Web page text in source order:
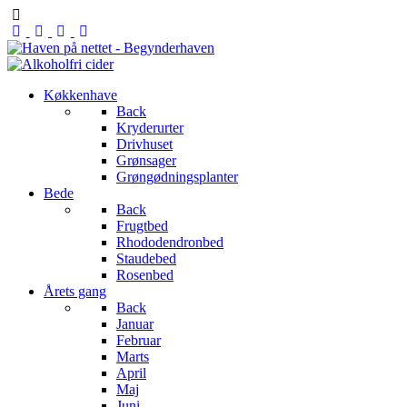
Køkkenhave
Back
Kryderurter
Drivhuset
Grønsager
Grøngødningsplanter
Bede
Back
Frugtbed
Rhododendronbed
Staudebed
Rosenbed
Årets gang
Back
Januar
Februar
Marts
April
Maj